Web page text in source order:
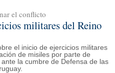
el conflicto
militares del Reino
el inicio de ejercicios militares
de misiles por parte de
la cumbre de Defensa de las